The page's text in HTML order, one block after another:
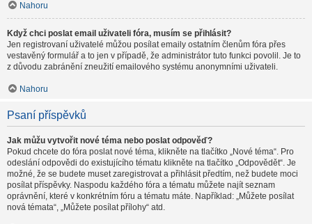
Nahoru
Když chci poslat email uživateli fóra, musím se přihlásit?
Jen registrovaní uživatelé můžou posílat emaily ostatním členům fóra přes
vestavěný formulář a to jen v případě, že administrátor tuto funkci povolil. Je to
z důvodu zabránění zneužití emailového systému anonymními uživateli.
Nahoru
Psaní příspěvků
Jak můžu vytvořit nové téma nebo poslat odpověď?
Pokud chcete do fóra poslat nové téma, klikněte na tlačítko „Nové téma“. Pro
odeslání odpovědi do existujícího tématu klikněte na tlačítko „Odpovědět“. Je
možné, že se budete muset zaregistrovat a přihlásit předtím, než budete moci
posílat příspěvky. Naspodu každého fóra a tématu můžete najít seznam
oprávnění, které v konkrétním fóru a tématu máte. Například: „Můžete posílat
nová témata“, „Můžete posílat přílohy“ atd.